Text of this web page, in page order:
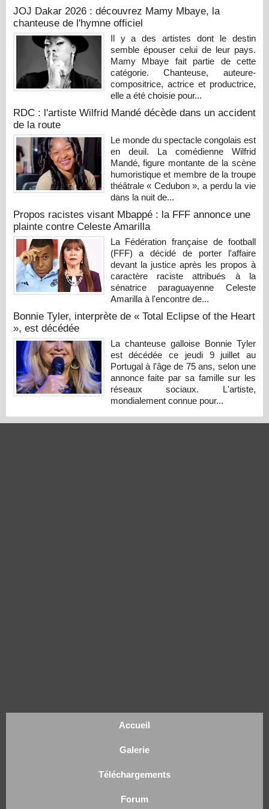
JOJ Dakar 2026 : découvrez Mamy Mbaye, la
chanteuse de l'hymne officiel
Il y a des artistes dont le destin
semble épouser celui de leur pays.
Mamy Mbaye fait partie de cette
catégorie. Chanteuse, auteure-
compositrice, actrice et productrice,
elle a été choisie pour...
RDC : l'artiste Wilfrid Mandé décède dans un accident
de la route
Le monde du spectacle congolais est
en deuil. La comédienne Wilfrid
Mandé, figure montante de la scène
humoristique et membre de la troupe
théâtrale « Cedubon », a perdu la vie
dans la nuit de...
Propos racistes visant Mbappé : la FFF annonce une
plainte contre Celeste Amarilla
La Fédération française de football
(FFF) a décidé de porter l'affaire
devant la justice après les propos à
caractère raciste attribués à la
sénatrice paraguayenne Celeste
Amarilla à l'encontre de...
Bonnie Tyler, interprète de « Total Eclipse of the Heart
», est décédée
La chanteuse galloise Bonnie Tyler
est décédée ce jeudi 9 juillet au
Portugal à l'âge de 75 ans, selon une
annonce faite par sa famille sur les
réseaux sociaux. L'artiste,
mondialement connue pour...
Accueil
Galerie
Téléchargements
Forum